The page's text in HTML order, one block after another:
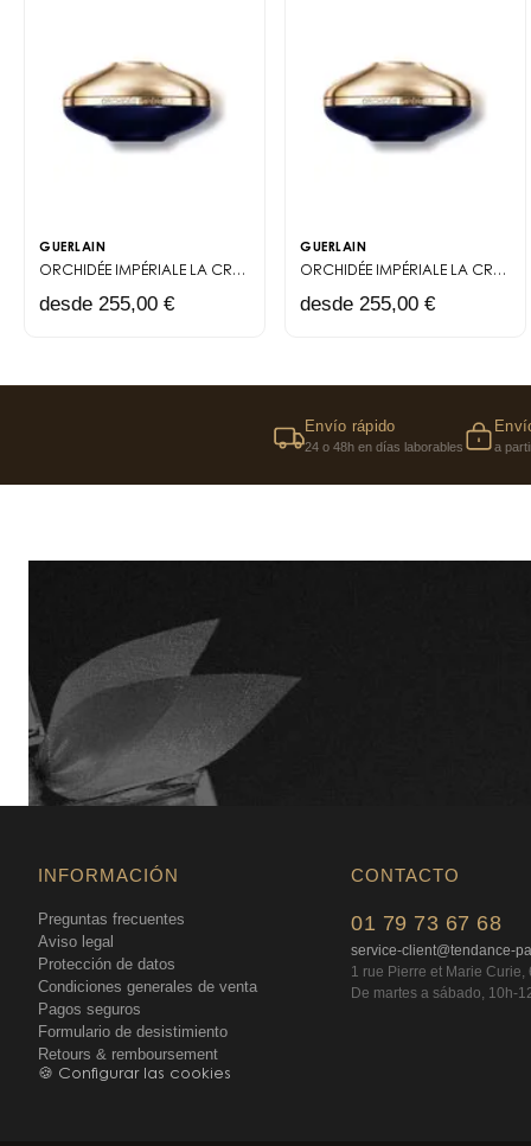
GUERLAIN
ORCHIDÉE IMPÉRIALE LA CRÈME RICHE DE LONGÉVITÉ
desde 255,00 €
GUERLAIN
ORCHIDÉE IMPÉRIALE LA CRÈME DE LONGÉVITÉ
desde 255,00 €
Envío rápido
24 o 48h en días laborables a
INFORMACIÓN
Preguntas frecuentes
Aviso legal
Protección de datos
Condiciones generales de venta
Pagos seguros
Formulario de desistimiento
Retours & remboursement
🍪 Configurar las cookies
CONTACTO
01 79 73 67 68
service-client@tendance-
1 rue Pierre et Marie Curie,
De martes a sábado, 10h-